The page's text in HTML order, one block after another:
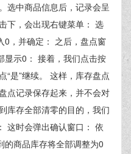
选中商品信息后，记录会呈
下，会出现右键菜单： 选
0，并确定： 之后，盘点窗
显示0： 接着，我们点击按
“是”继续。 这样，库存盘点
点记录保存起来，并不会对
库存全部清零的目的，我们
这时会弹出确认窗口： 依
的商品库存将全部调整为0